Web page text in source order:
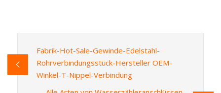
Fabrik-Hot-Sale-Gewinde-Edelstahl-
Rohrverbindungsstück-Hersteller OEM-
Winkel-T-Nippel-Verbindung